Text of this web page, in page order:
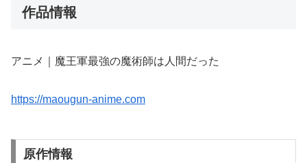
作品情報
アニメ｜魔王軍最強の魔術師は人間だった
https://maougun-anime.com
原作情報